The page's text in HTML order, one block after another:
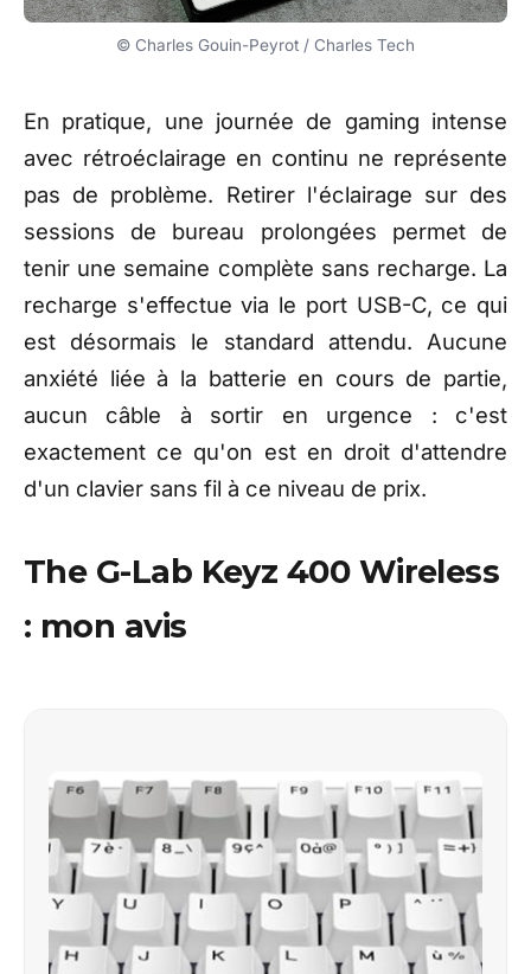
© Charles Gouin-Peyrot / Charles Tech
En pratique, une journée de gaming intense
avec rétroéclairage en continu ne représente
pas de problème. Retirer l'éclairage sur des
sessions de bureau prolongées permet de
tenir une semaine complète sans recharge. La
recharge s'effectue via le port USB-C, ce qui
est désormais le standard attendu. Aucune
anxiété liée à la batterie en cours de partie,
aucun câble à sortir en urgence : c'est
exactement ce qu'on est en droit d'attendre
d'un clavier sans fil à ce niveau de prix.
The G-Lab Keyz 400 Wireless
: mon avis